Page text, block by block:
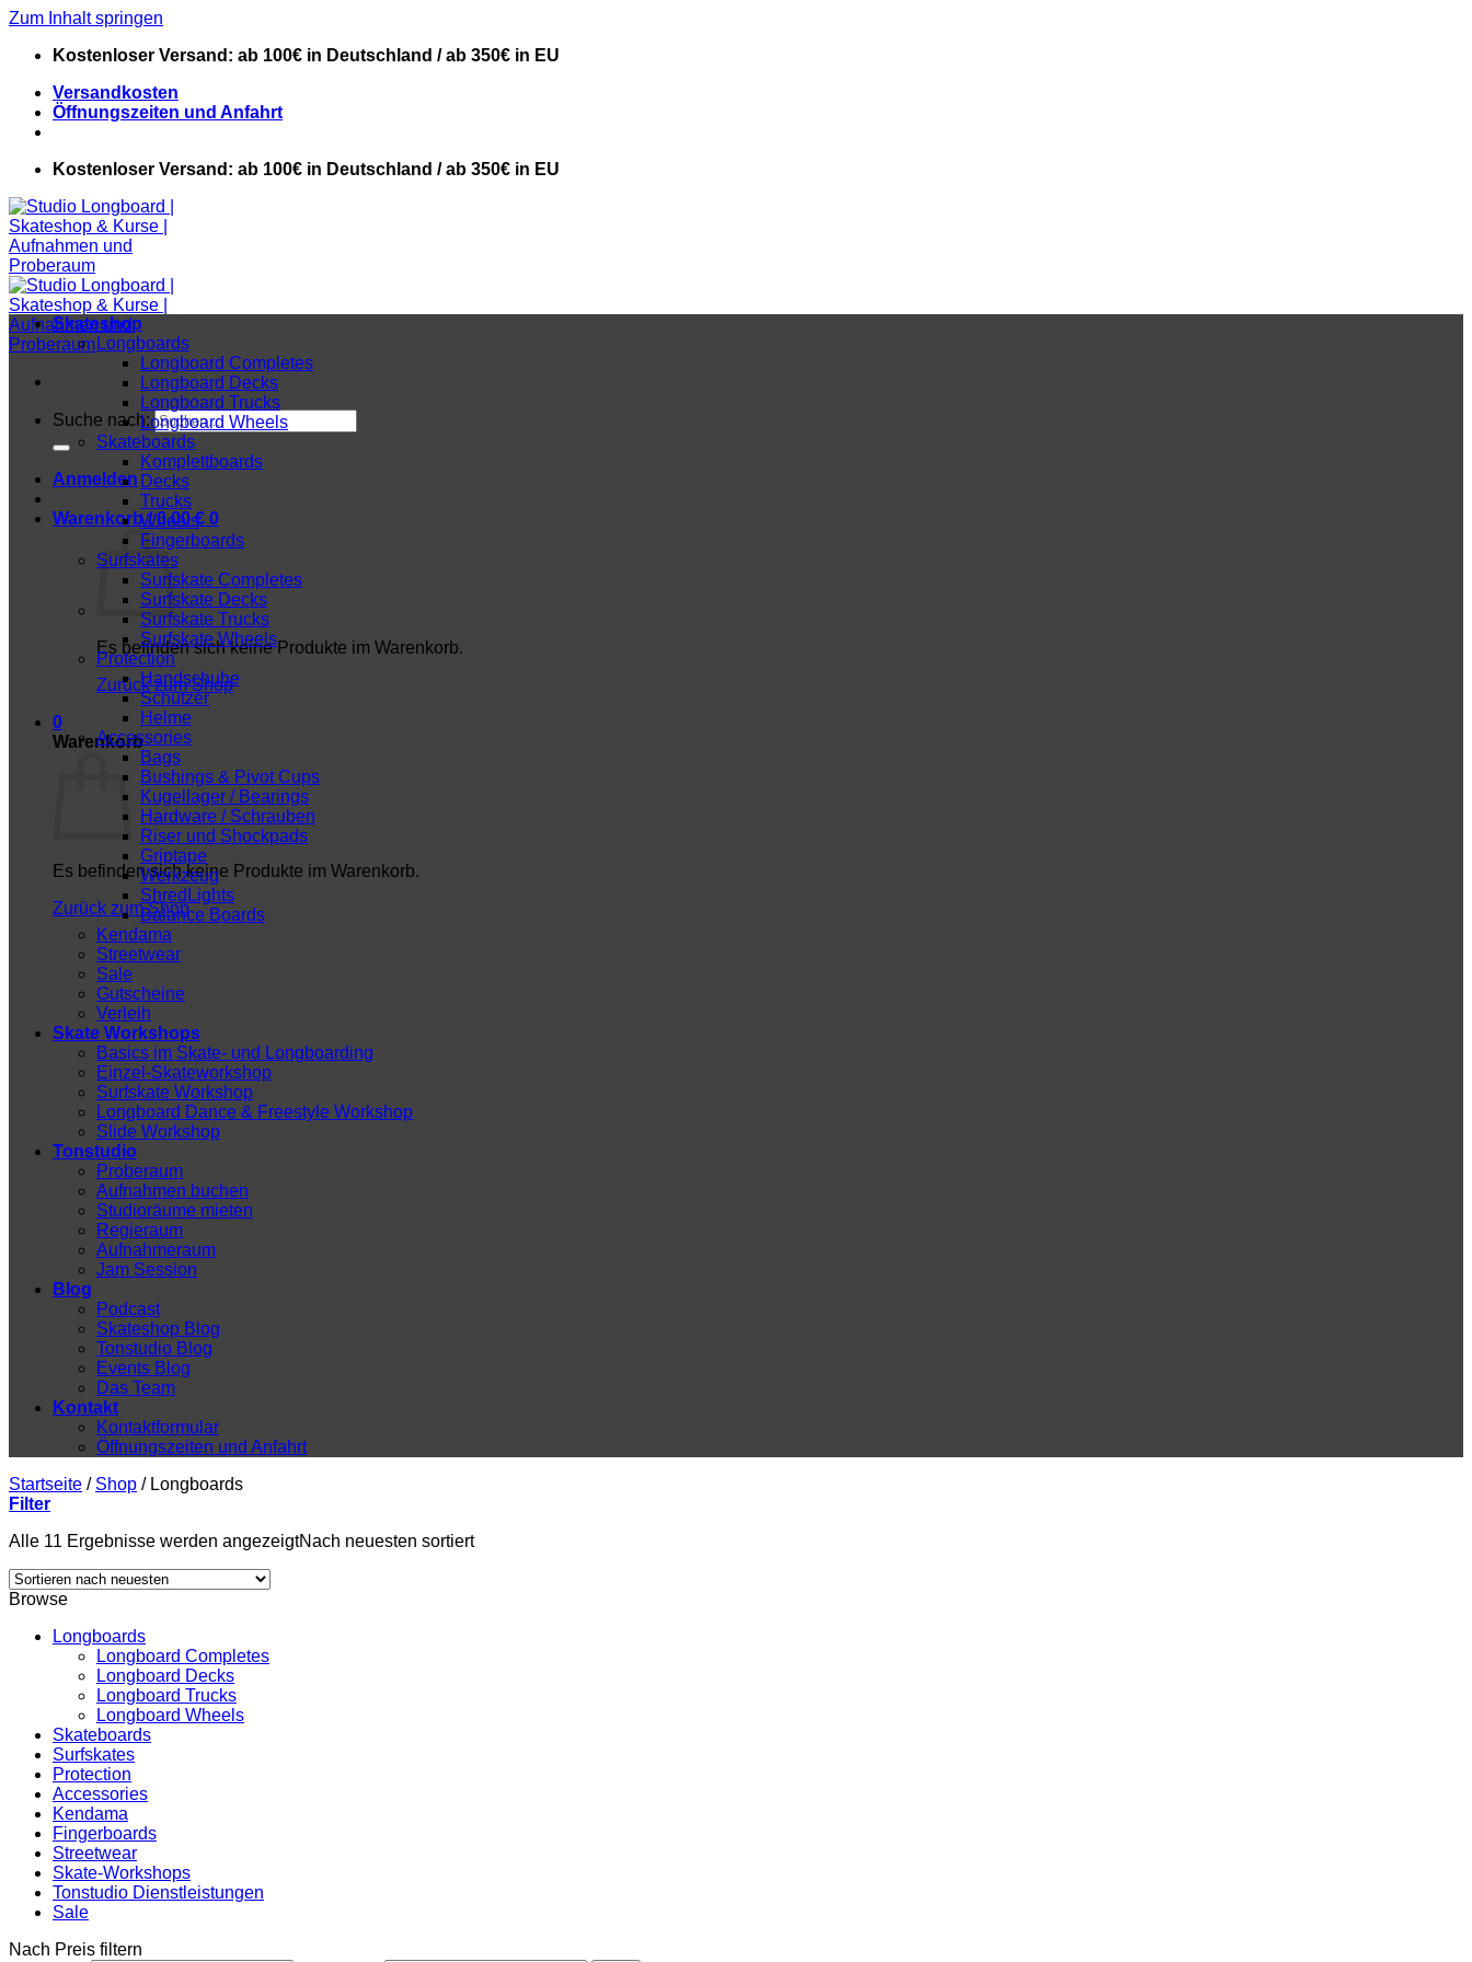
Zum Inhalt springen
Kostenloser Versand: ab 100€ in Deutschland / ab 350€ in EU
Versandkosten
Öffnungszeiten und Anfahrt
Kostenloser Versand: ab 100€ in Deutschland / ab 350€ in EU
Suche nach:
Anmelden
Warenkorb /0,00€ 0
Es befinden sich keine Produkte im Warenkorb.
Zurück zum Shop
0
Warenkorb
Es befinden sich keine Produkte im Warenkorb.
Zurück zum Shop
Skateshop
Longboards
Longboard Completes
Longboard Decks
Longboard Trucks
Longboard Wheels
Skateboards
Komplettboards
Decks
Trucks
Wheels
Fingerboards
Surfskates
Surfskate Completes
Surfskate Decks
Surfskate Trucks
Surfskate Wheels
Protection
Handschuhe
Schützer
Helme
Accessories
Bags
Bushings & Pivot Cups
Kugellager / Bearings
Hardware / Schrauben
Riser und Shockpads
Griptape
Werkzeug
ShredLights
Balance Boards
Kendama
Streetwear
Sale
Gutscheine
Verleih
Skate Workshops
Basics im Skate- und Longboarding
Einzel-Skateworkshop
Surfskate Workshop
Longboard Dance & Freestyle Workshop
Slide Workshop
Tonstudio
Proberaum
Aufnahmen buchen
Studioräume mieten
Regieraum
Aufnahmeraum
Jam Session
Blog
Podcast
Skateshop Blog
Tonstudio Blog
Events Blog
Das Team
Kontakt
Kontaktformular
Öffnungszeiten und Anfahrt
Startseite / Shop /Longboards
Filter
Alle 11 Ergebnisse werden angezeigtNach neuesten sortiert
Browse
Longboards
Longboard Completes
Longboard Decks
Longboard Trucks
Longboard Wheels
Skateboards
Surfskates
Protection
Accessories
Kendama
Fingerboards
Streetwear
Skate-Workshops
Tonstudio Dienstleistungen
Sale
Nach Preis filtern